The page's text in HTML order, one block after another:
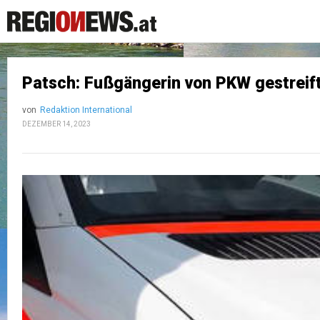
Patsch: Fußgängerin von PKW
von Redaktion International
DEZEMBER 14, 2023